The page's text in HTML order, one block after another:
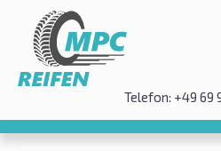
Telefon: +49 69